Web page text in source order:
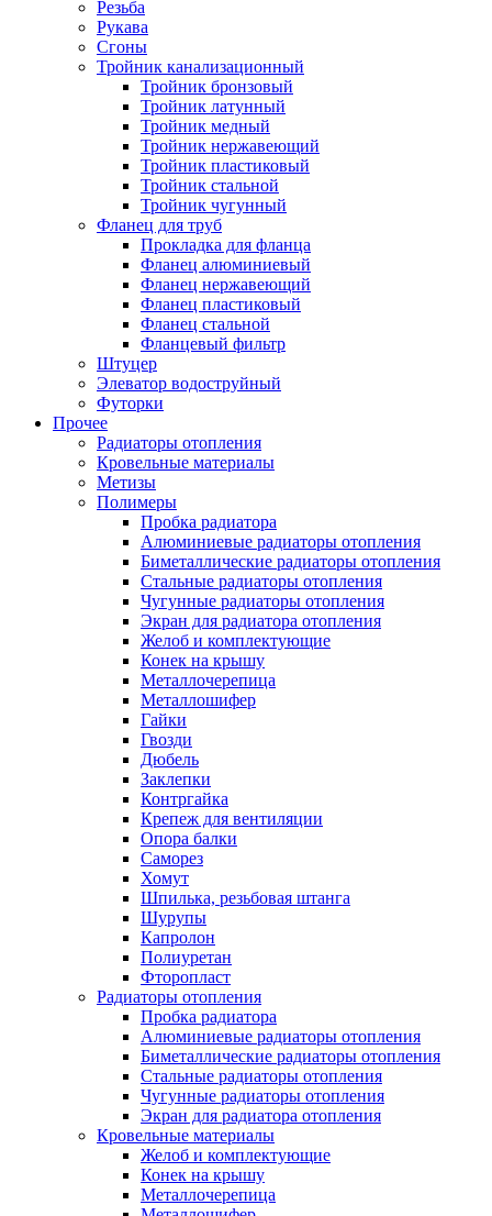
Резьба
Рукава
Сгоны
Тройник канализационный
Тройник бронзовый
Тройник латунный
Тройник медный
Тройник нержавеющий
Тройник пластиковый
Тройник стальной
Тройник чугунный
Фланец для труб
Прокладка для фланца
Фланец алюминиевый
Фланец нержавеющий
Фланец пластиковый
Фланец стальной
Фланцевый фильтр
Штуцер
Элеватор водоструйный
Футорки
Прочее
Радиаторы отопления
Кровельные материалы
Метизы
Полимеры
Пробка радиатора
Алюминиевые радиаторы отопления
Биметаллические радиаторы отопления
Стальные радиаторы отопления
Чугунные радиаторы отопления
Экран для радиатора отопления
Желоб и комплектующие
Конек на крышу
Металлочерепица
Металлошифер
Гайки
Гвозди
Дюбель
Заклепки
Контргайка
Крепеж для вентиляции
Опора балки
Саморез
Хомут
Шпилька, резьбовая штанга
Шурупы
Капролон
Полиуретан
Фторопласт
Радиаторы отопления
Пробка радиатора
Алюминиевые радиаторы отопления
Биметаллические радиаторы отопления
Стальные радиаторы отопления
Чугунные радиаторы отопления
Экран для радиатора отопления
Кровельные материалы
Желоб и комплектующие
Конек на крышу
Металлочерепица